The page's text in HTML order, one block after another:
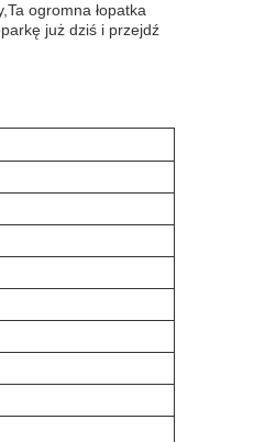
ogromna łopatka
już dziś i przejdź